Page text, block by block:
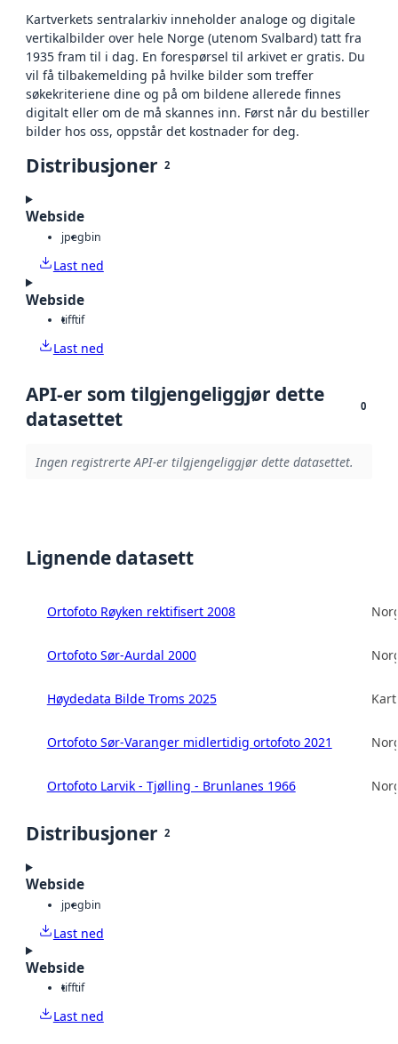
Kartverkets sentralarkiv inneholder analoge og digitale
vertikalbilder over hele Norge (utenom Svalbard) tatt fra
1935 fram til i dag. En forespørsel til arkivet er gratis. Du
vil få tilbakemelding på hvilke bilder som treffer
søkekriteriene dine og på om bildene allerede finnes
digitalt eller om de må skannes inn. Først når du bestiller
bilder hos oss, oppstår det kostnader for deg.
Distribusjoner 2
Webside
jpegbin
Last ned
Webside
tifftif
Last ned
API-er som tilgjengeliggjør dette
datasettet
0
Ingen registrerte API-er tilgjengeliggjør dette datasettet.
Lignende datasett
Ortofoto Røyken rektifisert 2008
Ortofoto Sør-Aurdal 2000
Høydedata Bilde Troms 2025
Ortofoto Sør-Varanger midlertidig ortofoto 2021
Ortofoto Larvik - Tjølling - Brunlanes 1966
Distribusjoner 2
Webside
jpegbin
Last ned
Webside
tifftif
Last ned